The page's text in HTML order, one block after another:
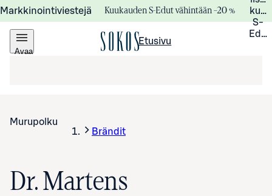
Markkinointiviestejä Kuukauden S-Edut vähintään –20 %
S-
Avaa
Etusivu
Murupolku
Brändit
Dr. Martens